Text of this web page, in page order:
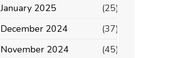
January 2025
(25)
December 2024
(37)
November 2024
(45)